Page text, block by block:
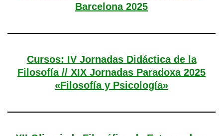
Barcelona 2025
Cursos: IV Jornadas Didáctica de la
Filosofía // XIX Jornadas Paradoxa 2025
«Filosofía y Psicología»